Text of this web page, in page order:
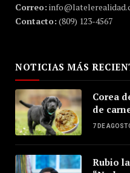
Correo:
Contacto: (809) 123-4567
NOTICIAS MÁS
Corea
de
7 DE
Rubio